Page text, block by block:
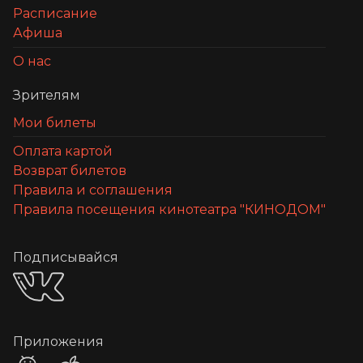
Расписание
Афиша
О нас
Зрителям
Мои билеты
Оплата картой
Возврат билетов
Правила и соглашения
Правила посещения кинотеатра "КИНОДОМ"
Подписывайся
Приложения